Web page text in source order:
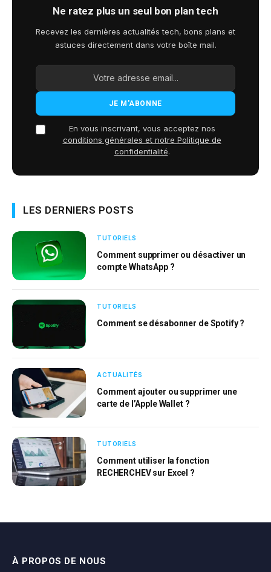
Ne ratez plus un seul bon plan tech
Recevez les dernières actualités tech, bons plans et
astuces directement dans votre boîte mail.
En vous inscrivant, vous acceptez nos
conditions générales et notre Politique de
confidentialité.
LES DERNIERS POSTS
TUTORIELS
Comment supprimer ou désactiver un
compte WhatsApp ?
TUTORIELS
Comment se désabonner de Spotify ?
ACTUALITÉS
Comment ajouter ou supprimer une
carte de l’Apple Wallet ?
TUTORIELS
Comment utiliser la fonction
RECHERCHEV sur Excel ?
À PROPOS DE NOUS